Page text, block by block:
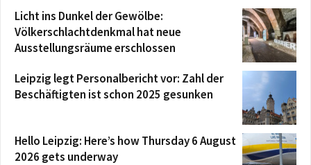
Licht ins Dunkel der Gewölbe:
Völkerschlachtdenkmal hat neue
Ausstellungsräume erschlossen
Leipzig legt Personalbericht vor: Zahl der
Beschäftigten ist schon 2025 gesunken
Hello Leipzig: Here’s how Thursday 6 August
2026 gets underway